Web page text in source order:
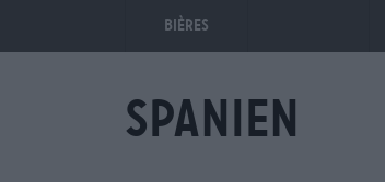
bières
Spanien